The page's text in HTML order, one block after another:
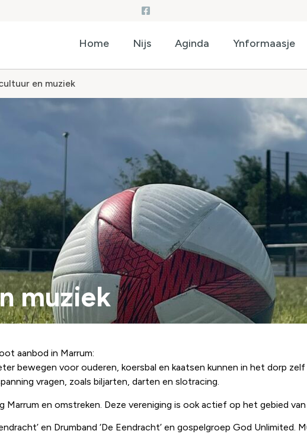
Home Nijs Aginda Ynformaasje
en muziek
muziek
aanbod in Marrum:
bewegen voor ouderen, koersbal en kaatsen kunnen in het dorp
vragen, zoals biljarten, darten en slotracing.
en omstreken. Deze vereniging is ook actief op het gebied
en Drumband ‘De Eendracht’ en gospelgroep God Unlimited.